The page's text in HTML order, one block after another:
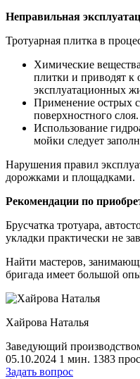
Неправильная
Тротуарная плитка в
Химические
плитки и приводят к
эксплуатационных
Применение острых
поверхностного слоя.
Использование
мойки следует
Нарушения правил
дорожками и площадками.
Рекомендации по
Брусчатка тротуара,
укладки практически не
Найти мастеров,
бригада имеет большой
Хайрова Наталья
Заведующий
05.10.2024 1 мин. 1383
Задать вопрос